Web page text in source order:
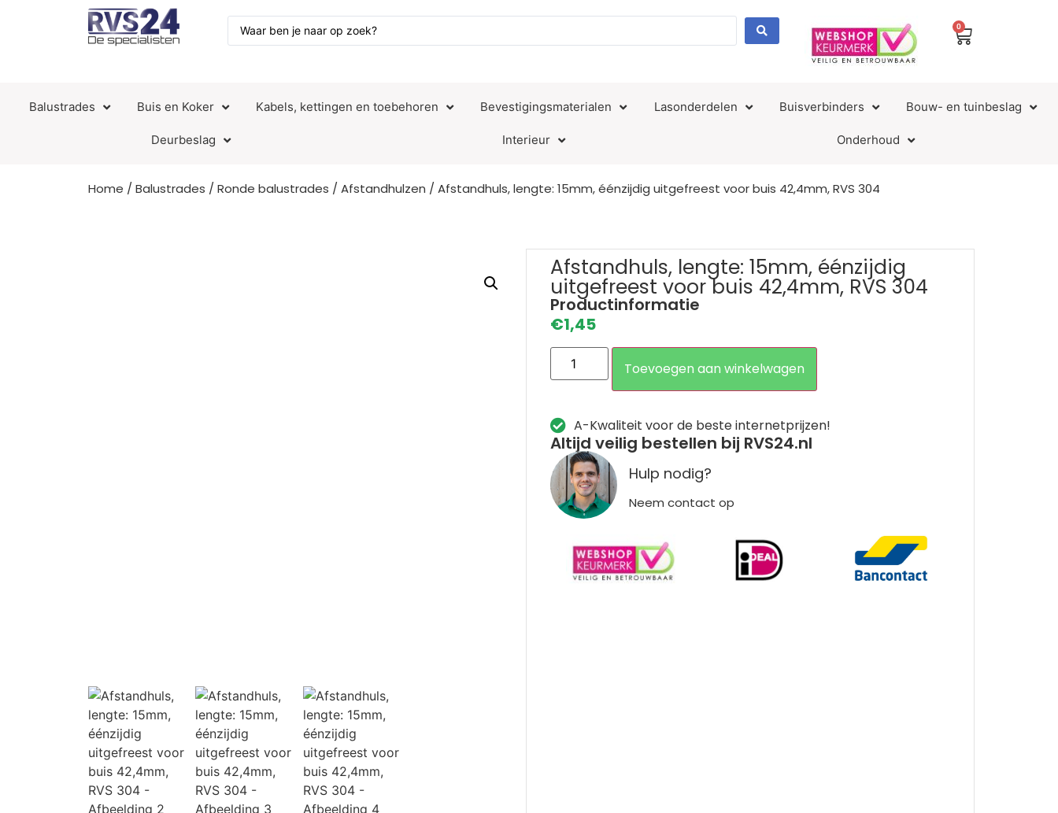
0
Balustrades Buis en Koker Kabels, kettingen en toebehoren Bevestigingsmaterialen Lasonderdelen Buisverbinders Bouw- en tuinbeslag
Deurbeslag Interieur Onderhoud
Home / Balustrades / Ronde balustrades / Afstandhulzen / Afstandhuls, lengte: 15mm, éénzijdig uitgefreest voor buis 42,4mm, RVS 304
Afstandhuls, lengte: 15mm, éénzijdig
uitgefreest voor buis 42,4mm, RVS 304
Productinformatie
€1,45
Toevoegen aan winkelwagen
A-Kwaliteit voor de beste internetprijzen!
Altijd veilig bestellen bij RVS24.nl
Hulp nodig?
Neem contact op